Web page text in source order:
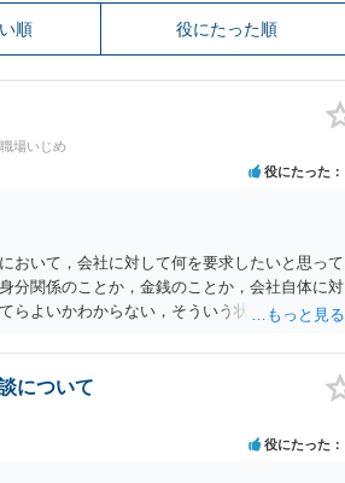
順 役にたった順
場いじめ
役にたった
いて，会社に対して何を要求したいと思って
分関係のことか，金銭のことか，会社自体に対
よいかわからない，そういう状態なのであれ
について
役にたった